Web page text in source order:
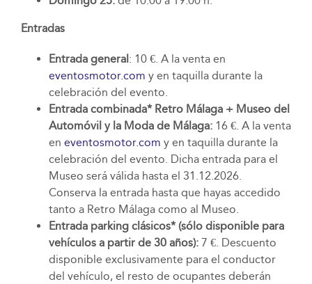
Entradas
Entrada general: 10 €. A la venta en
eventosmotor.com y en taquilla durante la
celebración del evento.
Entrada combinada* Retro Málaga + Museo del
Automóvil y la Moda de Málaga: 16 €. A la venta
en eventosmotor.com y en taquilla durante la
celebración del evento. Dicha entrada para el
Museo será válida hasta el 31.12.2026.
Conserva la entrada hasta que hayas accedido
tanto a Retro Málaga como al Museo.
Entrada parking clásicos* (sólo disponible para
vehículos a partir de 30 años): 7 €. Descuento
disponible exclusivamente para el conductor
del vehículo, el resto de ocupantes deberán